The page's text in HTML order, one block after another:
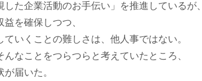
した企業活動のお手伝い」を推進しているが、
を確保しつつ、
いくことの難しさは、他人事ではない。
なことをつらつらと考えていたところ、
届いた。